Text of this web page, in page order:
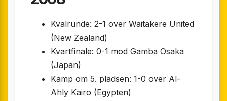
Kvalrunde: 2-1 over Waitakere United
(New Zealand)
Kvartfinale: 0-1 mod Gamba Osaka
(Japan)
Kamp om 5. pladsen: 1-0 over Al-
Ahly Kairo (Egypten)